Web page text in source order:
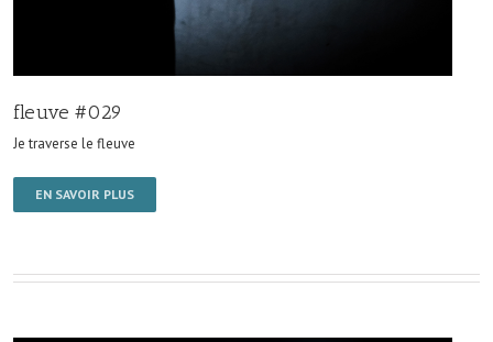
fleuve #029
Je traverse le fleuve
EN SAVOIR PLUS